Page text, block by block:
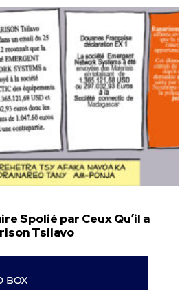
Spolié par Ceux Qu’il a
Tsilavo